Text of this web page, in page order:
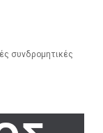
συνδρομητικές